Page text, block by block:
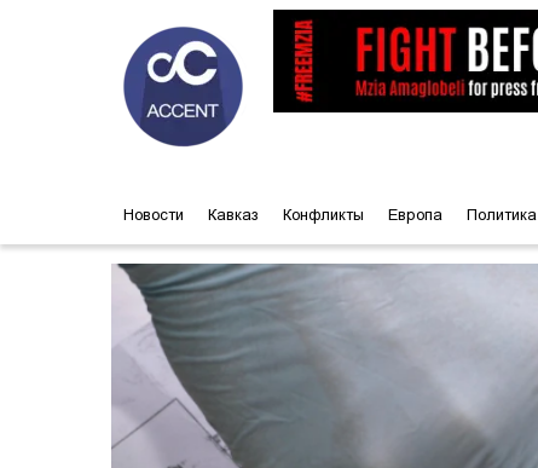
Новости Кавказ Конфликты Европа Политика